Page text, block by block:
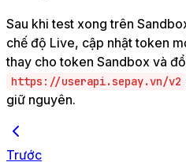
Sau khi test xong trên
chế độ Live, cập nhật token
thay cho token Sandbox và
https://userapi.sepay.vn/v2
giữ nguyên.
Trước